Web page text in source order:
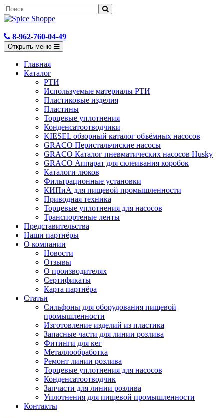
8-962-760-04-49
Открыть меню
Главная
Каталог
РТИ
Используемые материалы РТИ
Пластиковые изделия
Пластины
Торцевые уплотнения
Конденсатоотводчики
KIESEL обзорный каталог объёмных насосов
GRACO Перистальчиские насосы
GRACO Каталог пневматических насосов Husky
GRACO Аппарат для склеивания коробок
Каталоги люков
Фильтрационные установки
КИПиА для пищевой промышленности
Приводная техника
Торцевые уплотнения для насосов
Транспортеные ленты
Представительства
Наши партнёры
О компании
Новости
Отзывы
О производителях
Сертификаты
Карта партнёра
Статьи
Сильфоны для оборудования пищевой
промышленности
Изготовление изделий из пластика
Запасные части для линии розлива
Фитинги для кег
Металлообработка
Ремонт линии розлива
Торцевые уплотнения для насосов
Конденсатоотводчик
Запчасти для линии розлива
Уплотнения для пищевой промышленности
Контакты